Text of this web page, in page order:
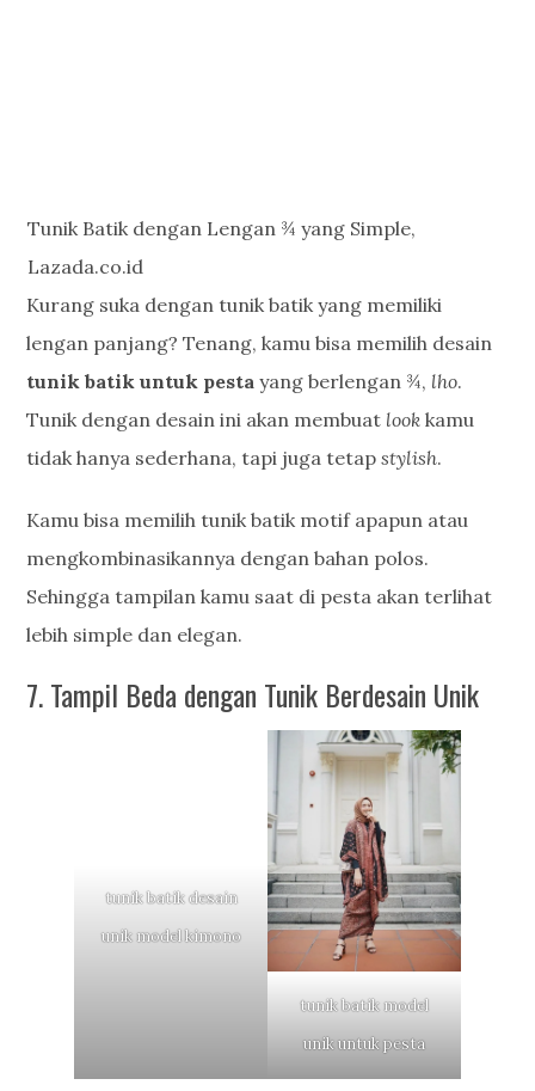
Tunik Batik dengan Lengan ¾ yang Simple,
Lazada.co.id
Kurang suka dengan tunik batik yang memiliki
lengan panjang? Tenang, kamu bisa memilih desain
tunik batik untuk pesta yang berlengan ¾, lho.
Tunik dengan desain ini akan membuat look kamu
tidak hanya sederhana, tapi juga tetapstylish.
Kamu bisa memilih tunik batik motif apapun atau
mengkombinasikannya dengan bahan polos.
Sehingga tampilan kamu saat di pesta akan terlihat
lebih simple dan elegan.
7. Tampil Beda dengan Tunik Berdesain Unik
tunik batik desain
tunik batik model
unik untuk pesta